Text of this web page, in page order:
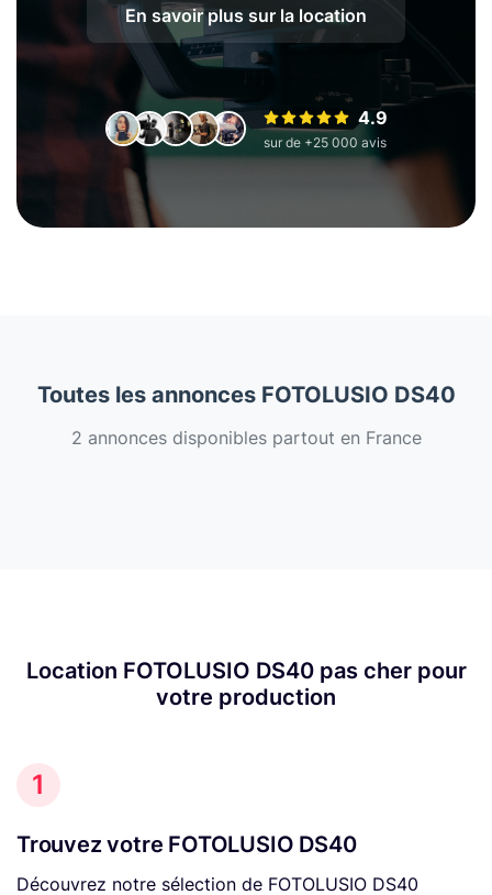
En savoir plus sur la location
4.9
sur de +25 000 avis
Toutes les annonces FOTOLUSIO DS40
2 annonces disponibles partout en France
Location FOTOLUSIO DS40 pas cher pour
votre production
1
Trouvez votre FOTOLUSIO DS40
Découvrez notre sélection de FOTOLUSIO DS40